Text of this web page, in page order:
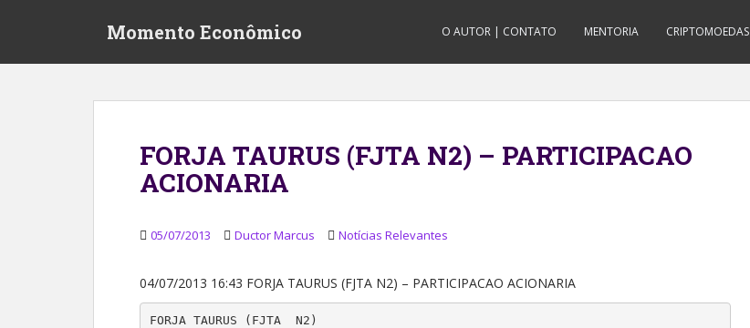
Momento Econômico O AUTOR | CONTATO MENTORIA CRIPTOMOEDAS
FORJA TAURUS (FJTA N2) – PARTICIPACAO
ACIONARIA
05/07/2013 Ductor Marcus Notícias Relevantes
04/07/2013 16:43 FORJA TAURUS (FJTA N2) – PARTICIPACAO ACIONARIA
FORJA TAURUS (FJTA  N2)